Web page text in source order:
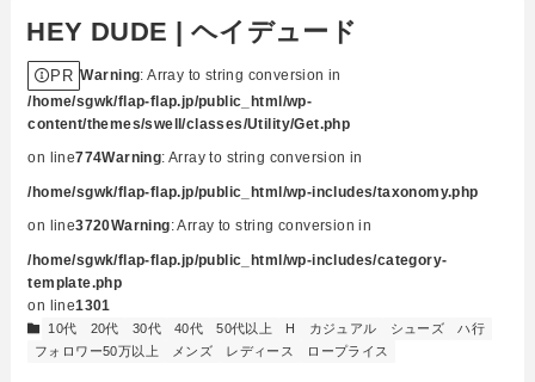
HEY DUDE | ヘイデュード
PR Warning: Array to string conversion in
/home/sgwk/flap-flap.jp/public_html/wp-
content/themes/swell/classes/Utility/Get.php
on line774Warning: Array to string conversion in
/home/sgwk/flap-flap.jp/public_html/wp-includes/taxonomy.php
on line3720Warning: Array to string conversion in
/home/sgwk/flap-flap.jp/public_html/wp-includes/category-
template.php
on line1301
10代 20代 30代 40代 50代以上 H カジュアル シューズ
ハ行
フォロワー50万以上
メンズ レディース ロープライス